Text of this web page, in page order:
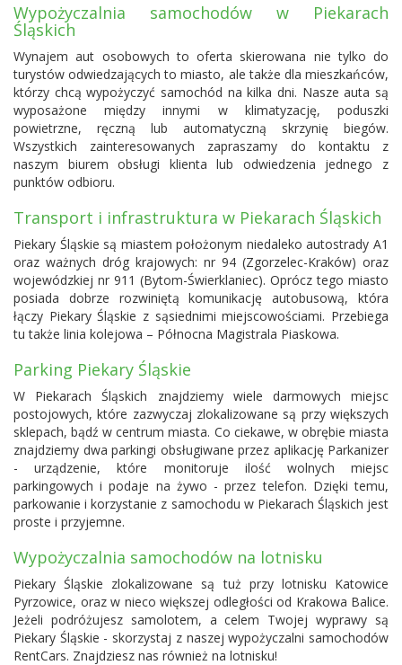
Wypożyczalnia samochodów w Piekarach
Śląskich
Wynajem aut osobowych to oferta skierowana nie tylko do
turystów odwiedzających to miasto, ale także dla mieszkańców,
którzy chcą wypożyczyć samochód na kilka dni. Nasze auta są
wyposażone między innymi w klimatyzację, poduszki
powietrzne, ręczną lub automatyczną skrzynię biegów.
Wszystkich zainteresowanych zapraszamy do kontaktu z
naszym biurem obsługi klienta lub odwiedzenia jednego z
punktów odbioru.
Transport i infrastruktura w Piekarach Śląskich
Piekary Śląskie są miastem położonym niedaleko autostrady A1
oraz ważnych dróg krajowych: nr 94 (Zgorzelec-Kraków) oraz
wojewódzkiej nr 911 (Bytom-Świerklaniec). Oprócz tego miasto
posiada dobrze rozwiniętą komunikację autobusową, która
łączy Piekary Śląskie z sąsiednimi miejscowościami. Przebiega
tu także linia kolejowa – Północna Magistrala Piaskowa.
Parking Piekary Śląskie
W Piekarach Śląskich znajdziemy wiele darmowych miejsc
postojowych, które zazwyczaj zlokalizowane są przy większych
sklepach, bądź w centrum miasta. Co ciekawe, w obrębie miasta
znajdziemy dwa parkingi obsługiwane przez aplikację Parkanizer
- urządzenie, które monitoruje ilość wolnych miejsc
parkingowych i podaje na żywo - przez telefon. Dzięki temu,
parkowanie i korzystanie z samochodu w Piekarach Śląskich jest
proste i przyjemne.
Wypożyczalnia samochodów na lotnisku
Piekary Śląskie zlokalizowane są tuż przy lotnisku Katowice
Pyrzowice, oraz w nieco większej odległości od Krakowa Balice.
Jeżeli podróżujesz samolotem, a celem Twojej wyprawy są
Piekary Śląskie - skorzystaj z naszej wypożyczalni samochodów
RentCars. Znajdziesz nas również na lotnisku!